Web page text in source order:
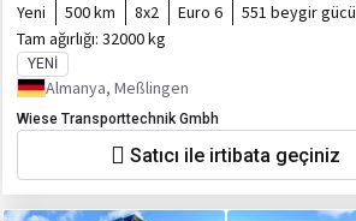
Yeni 500 km 8x2 Euro 6
551 beygir gücü
Tam ağırlığı: 32000 kg
YENI
Almanya, Meßlingen
Wiese Transporttechnik Gmbh
Satıcı ile irtibata geçiniz